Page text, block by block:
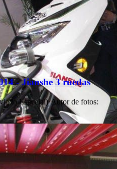
- Jianshe 3 ruedas
Especial)·Autor de fotos: